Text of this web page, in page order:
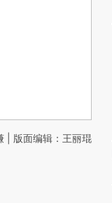
| 版面编辑：王丽琨